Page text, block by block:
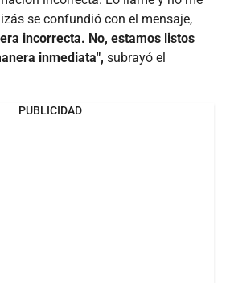
se confundió con el mensaje,
incorrecta. No, estamos listos
inmediata", subrayó el
PUBLICIDAD